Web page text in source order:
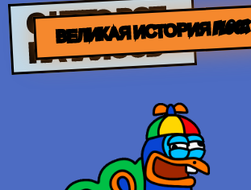
С ЧЕГО ВСЕ
НАЧАЛОСЬ
ВЕЛИКАЯ ИСТОРИЯ FLOCK